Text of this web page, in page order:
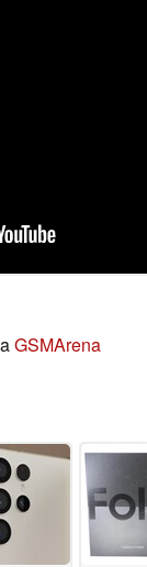
GSMArena